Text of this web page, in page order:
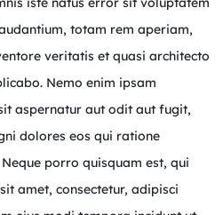
totam rem aperiam,
veritatis et quasi architecto
Nemo enim ipsam
aspernatur aut odit aut fugit,
dolores eos qui ratione
porro quisquam est, qui
amet, consectetur, adipisci